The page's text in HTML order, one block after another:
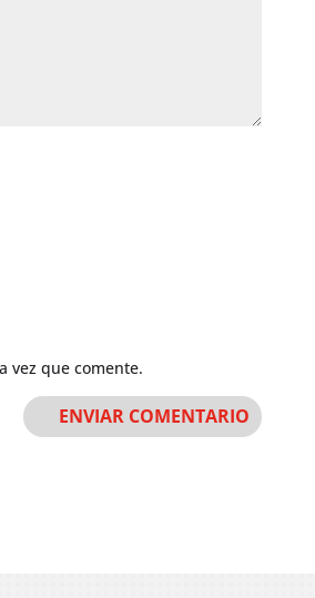
vez que comente.